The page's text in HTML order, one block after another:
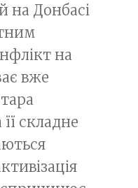
на Донбасі
на
вже
складне